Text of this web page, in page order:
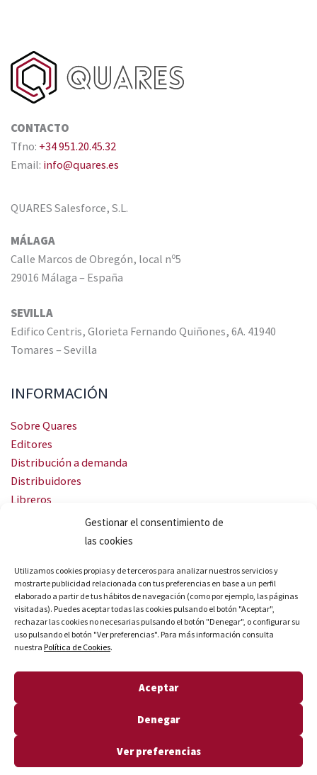
Gestionar el consentimiento de
las cookies
Utilizamos cookies propias y de terceros para analizar nuestros servicios y
mostrarte publicidad relacionada con tus preferencias en base a un perfil
elaborado a partir de tus hábitos de navegación (como por ejemplo, las páginas
visitadas). Puedes aceptar todas las cookies pulsando el botón "Aceptar",
rechazar las cookies no necesarias pulsando el botón "Denegar", o configurar su
uso pulsando el botón "Ver preferencias". Para más información consulta
nuestra Política de Cookies.
Aceptar
Denegar
Ver preferencias
CONTACTO
Tfno: +34 951.20.45.32
Email: info@quares.es
QUARES Salesforce, S.L.
MÁLAGA
Calle Marcos de Obregón, local nº5
29016 Málaga – España
SEVILLA
Edifico Centris, Glorieta Fernando Quiñones, 6A. 41940
Tomares – Sevilla
INFORMACIÓN
Sobre Quares
Editores
Distribución a demanda
Distribuidores
Libreros
Servicio Landingweb
Crea tu audiobook
Aviso legal
Política de cookies
Declaración de accesibilidad